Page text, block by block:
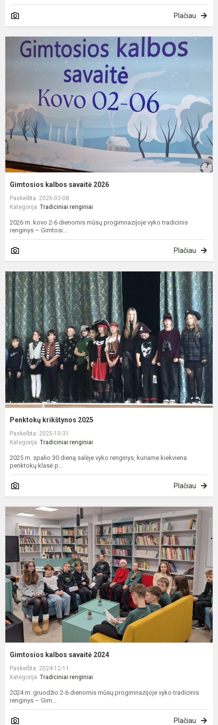
Plačiau
Gimtosios kalbos savaitė 2026
Paskelbta: 2026-03-08
Kategorija: Tradiciniai renginiai
2026 m. kovo 2-6 dienomis mūsų progimnazijoje vyko tradicinis
renginys – Gimtosi...
Plačiau
Penktokų krikštynos 2025
Paskelbta: 2025-10-31
Kategorija: Tradiciniai renginiai
2025 m. spalio 30 dieną salėje vyko renginys, kuriame kiekviena
penktokų klasė p...
Plačiau
Gimtosios kalbos savaitė 2024
Paskelbta: 2024-12-11
Kategorija: Tradiciniai renginiai
2024 m. gruodžio 2-6 dienomis mūsų progimnazijoje vyko tradicinis
renginys – Gim...
Plačiau